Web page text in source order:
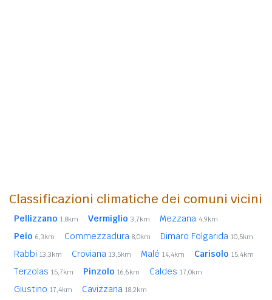
Classificazioni climatiche dei comuni vicini
Pellizzano 1,8km Vermiglio 3,7km Mezzana 4,9km
Peio 6,3km Commezzadura 8,0km Dimaro Folgarida 10,5km
Rabbi 13,3km Croviana 13,5km Malé 14,4km Carisolo 15,4km
Terzolas 15,7km Pinzolo 16,6km Caldes 17,0km
Giustino 17,4km Cavizzana 18,2km